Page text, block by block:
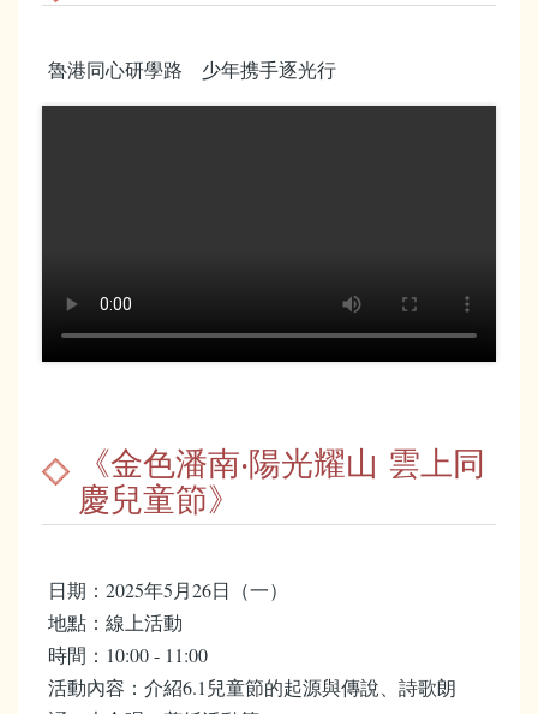
魯港同心研學路 少年携手逐光行
《金色潘南‧陽光耀山 雲上同
慶兒童節》
日期：2025年5月26日（一）
地點：線上活動
時間：10:00 - 11:00
活動內容：介紹6.1兒童節的起源與傳說、詩歌朗